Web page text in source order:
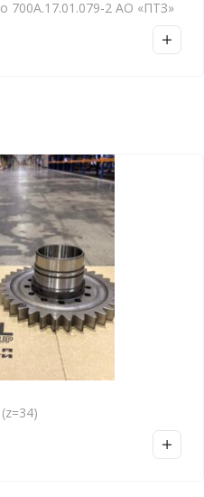
700А.17.01.079-2 АО «ПТЗ»